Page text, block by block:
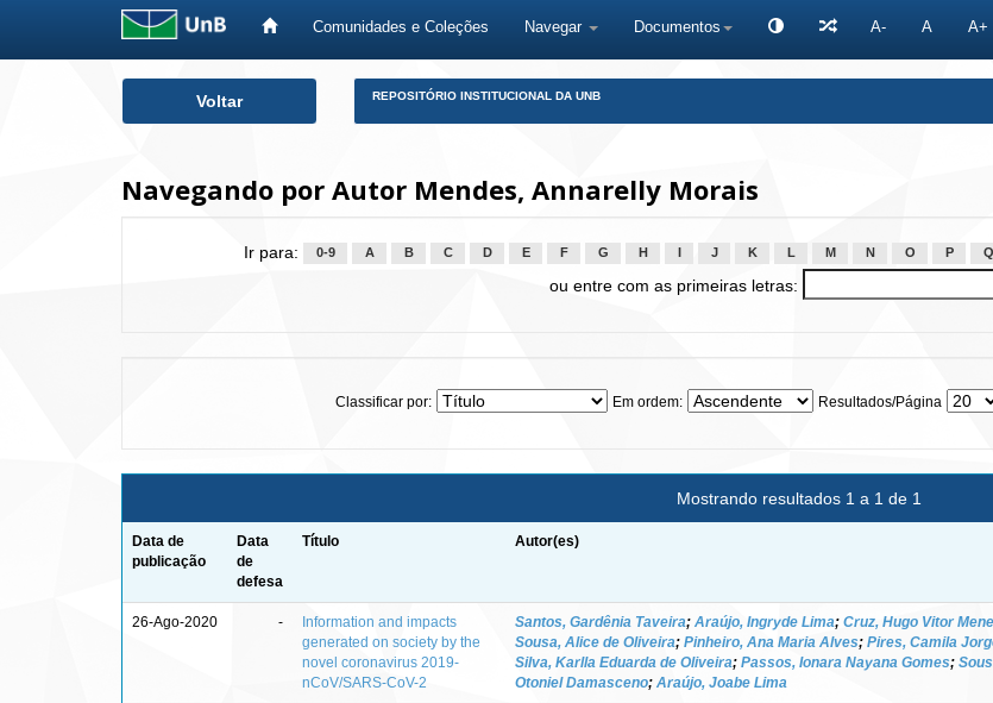
Comunidades e Coleções Navegar Documentos A- A A+
Voltar REPOSITÓRIO INSTITUCIONAL DA UNB
Navegando por Autor Mendes, Annarelly Morais
Ir para: 0-9 A B C D E F G H J K L M N O P Q
ou entre com as primeiras letras:
Classificar por: Em ordem: Resultados/Página
Mostrando resultados 1 a 1 de 1
Data de
publicação
Data
de
defesa
Título Autor(es)
26-Ago-2020 -
Information and impacts
generated on society by the
novel coronavirus 2019-
nCoV/SARS-CoV-2
Santos, Gardênia Taveira; Araújo, Ingryde Lima; Cruz, Hugo Vitor
Sousa, Alice de Oliveira; Pinheiro, Ana Maria Alves; Pires, Camila
Silva, Karlla Eduarda de Oliveira; Passos, Ionara Nayana Gomes;
Otoniel Damasceno; Araújo, Joabe Lima